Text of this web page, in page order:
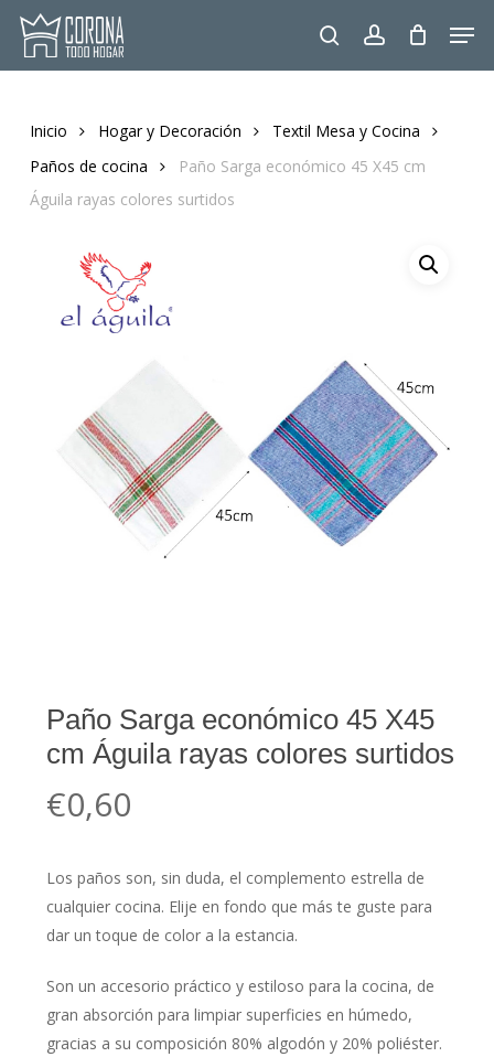
Skip
main
searchaccount
Inicio Hogar y Decoración
Textil Mesa y Cocina
Paños de cocina
Paño Sarga económico 45 X45 cm
Águila rayas colores surtidos
Paño Sarga económico 45 X45
cm Águila rayas colores surtidos
€0,60
Los paños son, sin duda, el complemento estrella de
cualquier cocina. Elije en fondo que más te guste para
dar un toque de color a la estancia.
Son un accesorio práctico y estiloso para la cocina, de
gran absorción para limpiar superficies en húmedo,
gracias a su composición 80% algodón y 20% poliéster.